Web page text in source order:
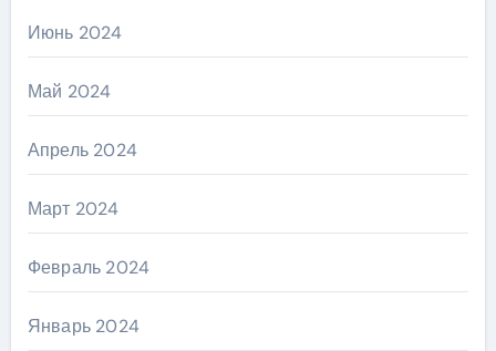
Июнь 2024
Май 2024
Апрель 2024
Март 2024
Февраль 2024
Январь 2024